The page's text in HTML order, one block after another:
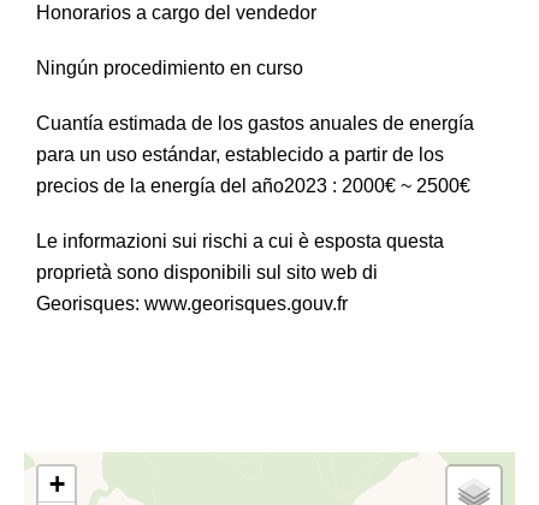
Honorarios a cargo del vendedor
Ningún procedimiento en curso
Cuantía estimada de los gastos anuales de energía
para un uso estándar, establecido a partir de los
precios de la energía del año2023 : 2000€ ~ 2500€
Le informazioni sui rischi a cui è esposta questa
proprietà sono disponibili sul sito web di
Georisques: www.georisques.gouv.fr
+